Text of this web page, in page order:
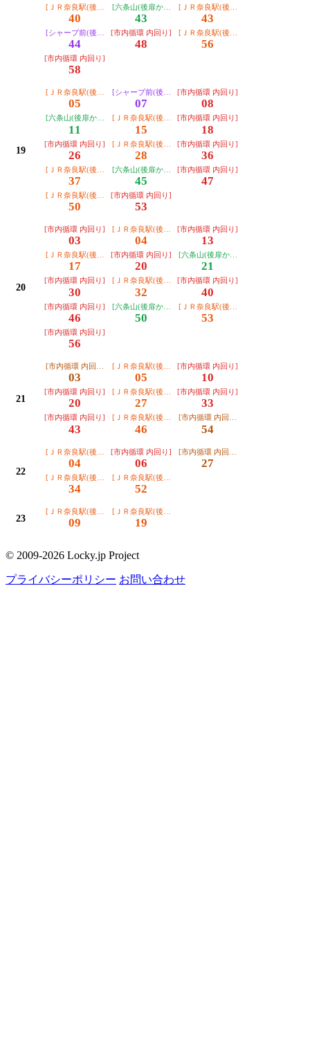
[ＪＲ奈良駅(後扉から)]
40
[六条山(後扉から)]
43
[ＪＲ奈良駅(後扉から)]
43
[シャープ前(後扉から)]
44
[市内循環 内回り]
48
[ＪＲ奈良駅(後扉から)]
56
[市内循環 内回り]
58
19
[ＪＲ奈良駅(後扉から)]
05
[シャープ前(後扉から)]
07
[市内循環 内回り]
08
[六条山(後扉から)]
11
[ＪＲ奈良駅(後扉から)]
15
[市内循環 内回り]
18
[市内循環 内回り]
26
[ＪＲ奈良駅(後扉から)]
28
[市内循環 内回り]
36
[ＪＲ奈良駅(後扉から)]
37
[六条山(後扉から)]
45
[市内循環 内回り]
47
[ＪＲ奈良駅(後扉から)]
50
[市内循環 内回り]
53
20
[市内循環 内回り]
03
[ＪＲ奈良駅(後扉から)]
04
[市内循環 内回り]
13
[ＪＲ奈良駅(後扉から)]
17
[市内循環 内回り]
20
[六条山(後扉から)]
21
[市内循環 内回り]
30
[ＪＲ奈良駅(後扉から)]
32
[市内循環 内回り]
40
[市内循環 内回り]
46
[六条山(後扉から)]
50
[ＪＲ奈良駅(後扉から)]
53
[市内循環 内回り]
56
21
[市内循環 内回り ＪＲ奈良駅止]
03
[ＪＲ奈良駅(後扉から)]
05
[市内循環 内回り]
10
[市内循環 内回り]
20
[ＪＲ奈良駅(後扉から)]
27
[市内循環 内回り]
33
[市内循環 内回り]
43
[ＪＲ奈良駅(後扉から)]
46
[市内循環 内回り ＪＲ奈良駅止]
54
22
[ＪＲ奈良駅(後扉から)]
04
[市内循環 内回り]
06
[市内循環 内回り ＪＲ奈良駅止]
27
[ＪＲ奈良駅(後扉から)]
34
[ＪＲ奈良駅(後扉から)]
52
23
[ＪＲ奈良駅(後扉から)]
09
[ＪＲ奈良駅(後扉から)]
19
© 2009-2026 Locky.jp Project
プライバシーポリシー お問い合わせ